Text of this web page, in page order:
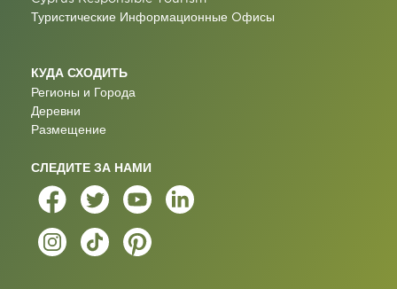
Туристические Информационные Oфисы
КУДА СХОДИТЬ
Регионы и Города
Деревни
Размещение
СЛЕДИТЕ ЗА НАМИ